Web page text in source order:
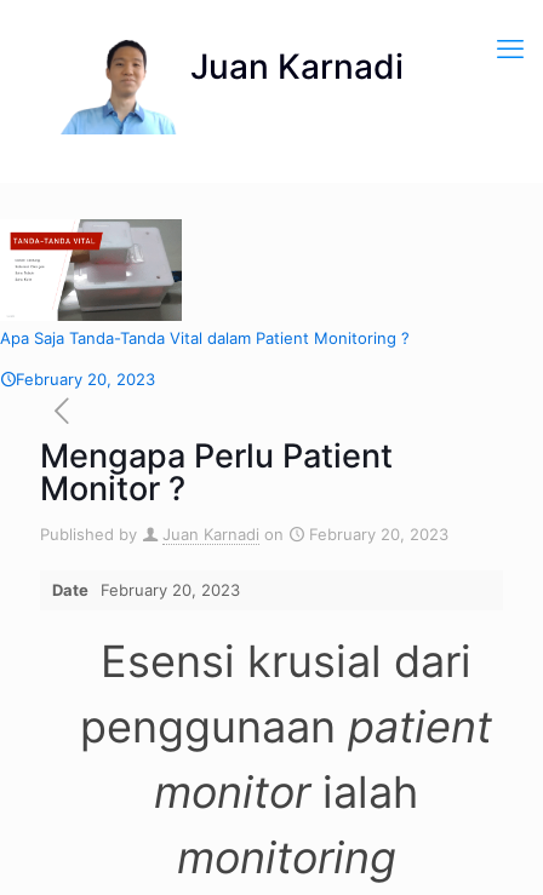
Apa Saja Tanda-Tanda Vital dalam Patient Monitoring ?
February 20, 2023
Mengapa Perlu Patient
Monitor ?
Published by Juan Karnadi on February 20, 2023
Date February 20, 2023
Esensi krusial dari
penggunaan patient
monitorialah
monitoring